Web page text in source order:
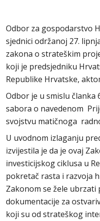
Odbor za gospodarstvo
sjednici održanoj 27.
zakona o strateškim
koji je predsjedniku
Republike Hrvatske,
Odbor je u smislu članka
sabora o navedenom
svojstvu matičnoga
U uvodnom izlaganju
izvijestila je da je ovaj
investicijskog ciklusa u
pokretač rasta i razvoja
Zakonom se žele
dokumentacije za
koji su od strateškog